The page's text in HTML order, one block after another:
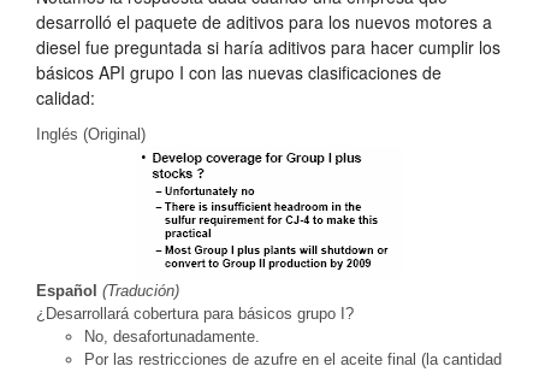
desarrolló el paquete de aditivos para los nuevos motores a
diesel fue preguntada si haría aditivos para hacer cumplir los
básicos API grupo I con las nuevas clasificaciones de
calidad:
Inglés (Original)
Español (Tradución)
¿Desarrollará cobertura para básicos grupo I?
No, desafortunadamente.
Por las restricciones de azufre en el aceite final (la cantidad